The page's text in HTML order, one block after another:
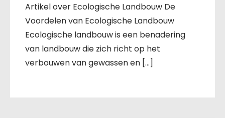
Artikel over Ecologische Landbouw De
Voordelen van Ecologische Landbouw
Ecologische landbouw is een benadering
van landbouw die zich richt op het
verbouwen van gewassen en […]